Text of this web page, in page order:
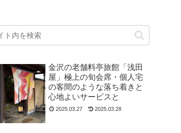
金沢の老舗料亭旅館「浅田
屋」極上の旬会席・個人宅
の客間のような落ち着きと
心地よいサービスと
2025.03.27 2025.03.28